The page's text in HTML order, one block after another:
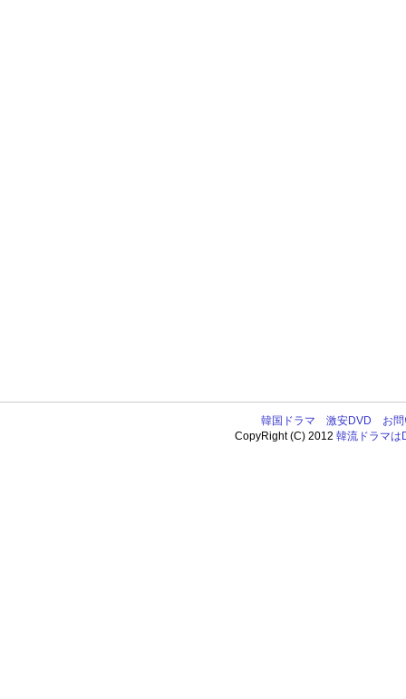
韓国ドラマ 激安DVD
お
CopyRight (C) 2012韓流ドラマは